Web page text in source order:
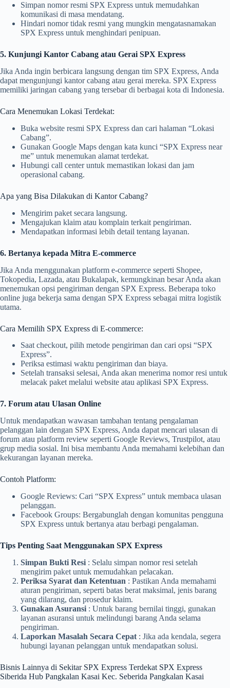
Simpan nomor resmi SPX Express untuk memudahkan
komunikasi di masa mendatang.
Hindari nomor tidak resmi yang mungkin mengatasnamakan
SPX Express untuk menghindari penipuan.
5. Kunjungi Kantor Cabang atau Gerai SPX Express
Jika Anda ingin berbicara langsung dengan tim SPX Express, Anda
dapat mengunjungi kantor cabang atau gerai mereka. SPX Express
memiliki jaringan cabang yang tersebar di berbagai kota di Indonesia.
Cara Menemukan Lokasi Terdekat:
Buka website resmi SPX Express dan cari halaman “Lokasi
Cabang”.
Gunakan Google Maps dengan kata kunci “SPX Express near
me” untuk menemukan alamat terdekat.
Hubungi call center untuk memastikan lokasi dan jam
operasional cabang.
Apa yang Bisa Dilakukan di Kantor Cabang?
Mengirim paket secara langsung.
Mengajukan klaim atau komplain terkait pengiriman.
Mendapatkan informasi lebih detail tentang layanan.
6. Bertanya kepada Mitra E-commerce
Jika Anda menggunakan platform e-commerce seperti Shopee,
Tokopedia, Lazada, atau Bukalapak, kemungkinan besar Anda akan
menemukan opsi pengiriman dengan SPX Express. Beberapa toko
online juga bekerja sama dengan SPX Express sebagai mitra logistik
utama.
Cara Memilih SPX Express di E-commerce:
Saat checkout, pilih metode pengiriman dan cari opsi “SPX
Express”.
Periksa estimasi waktu pengiriman dan biaya.
Setelah transaksi selesai, Anda akan menerima nomor resi untuk
melacak paket melalui website atau aplikasi SPX Express.
7. Forum atau Ulasan Online
Untuk mendapatkan wawasan tambahan tentang pengalaman
pelanggan lain dengan SPX Express, Anda dapat mencari ulasan di
forum atau platform review seperti Google Reviews, Trustpilot, atau
grup media sosial. Ini bisa membantu Anda memahami kelebihan dan
kekurangan layanan mereka.
Contoh Platform:
Google Reviews: Cari “SPX Express” untuk membaca ulasan
pelanggan.
Facebook Groups: Bergabunglah dengan komunitas pengguna
SPX Express untuk bertanya atau berbagi pengalaman.
Tips Penting Saat Menggunakan SPX Express
Simpan Bukti Resi : Selalu simpan nomor resi setelah
mengirim paket untuk memudahkan pelacakan.
Periksa Syarat dan Ketentuan : Pastikan Anda memahami
aturan pengiriman, seperti batas berat maksimal, jenis barang
yang dilarang, dan prosedur klaim.
Gunakan Asuransi : Untuk barang bernilai tinggi, gunakan
layanan asuransi untuk melindungi barang Anda selama
pengiriman.
Laporkan Masalah Secara Cepat : Jika ada kendala, segera
hubungi layanan pelanggan untuk mendapatkan solusi.
Bisnis Lainnya di Sekitar SPX Express Terdekat SPX Express
Siberida Hub Pangkalan Kasai Kec. Seberida Pangkalan Kasai